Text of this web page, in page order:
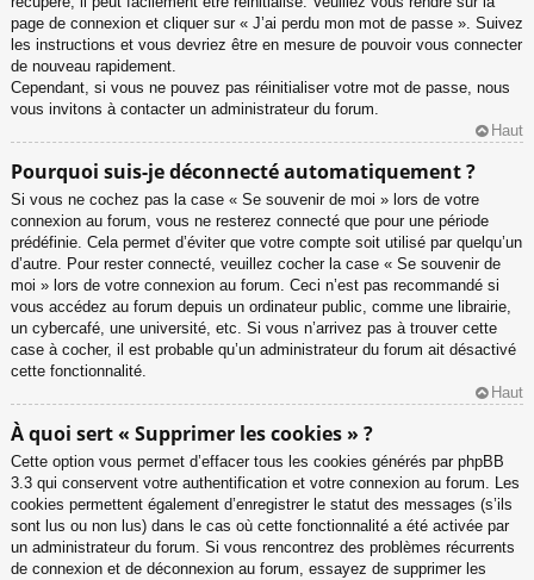
page de connexion et cliquer sur « J’ai perdu mon mot de passe ». Suivez
les instructions et vous devriez être en mesure de pouvoir vous connecter
de nouveau rapidement.
Cependant, si vous ne pouvez pas réinitialiser votre mot de passe, nous
vous invitons à contacter un administrateur du forum.
Haut
Pourquoi suis-je déconnecté automatiquement ?
Si vous ne cochez pas la case « Se souvenir de moi » lors de votre
connexion au forum, vous ne resterez connecté que pour une période
prédéfinie. Cela permet d’éviter que votre compte soit utilisé par quelqu’un
d’autre. Pour rester connecté, veuillez cocher la case « Se souvenir de
moi » lors de votre connexion au forum. Ceci n’est pas recommandé si
vous accédez au forum depuis un ordinateur public, comme une librairie,
un cybercafé, une université, etc. Si vous n’arrivez pas à trouver cette
case à cocher, il est probable qu’un administrateur du forum ait désactivé
cette fonctionnalité.
Haut
À quoi sert « Supprimer les cookies » ?
Cette option vous permet d’effacer tous les cookies générés par phpBB
3.3 qui conservent votre authentification et votre connexion au forum. Les
cookies permettent également d’enregistrer le statut des messages (s’ils
sont lus ou non lus) dans le cas où cette fonctionnalité a été activée par
un administrateur du forum. Si vous rencontrez des problèmes récurrents
de connexion et de déconnexion au forum, essayez de supprimer les